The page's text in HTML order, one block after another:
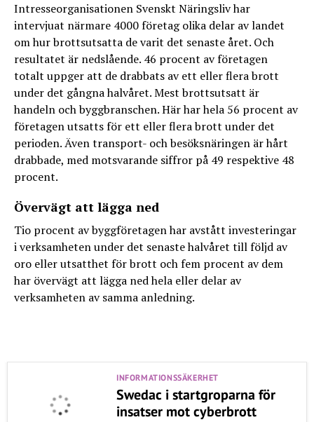
Intresseorganisationen Svenskt Näringsliv har
intervjuat närmare 4000 företag olika delar av landet
om hur brottsutsatta de varit det senaste året. Och
resultatet är nedslående. 46 procent av företagen
totalt uppger att de drabbats av ett eller flera brott
under det gångna halvåret. Mest brottsutsatt är
handeln och byggbranschen. Här har hela 56 procent av
företagen utsatts för ett eller flera brott under det
perioden. Även transport- och besöksnäringen är hårt
drabbade, med motsvarande siffror på 49 respektive 48
procent.
Övervägt att lägga ned
Tio procent av byggföretagen har avstått investeringar
i verksamheten under det senaste halvåret till följd av
oro eller utsatthet för brott och fem procent av dem
har övervägt att lägga ned hela eller delar av
verksamheten av samma anledning.
INFORMATIONSSÄKERHET
Swedac i startgroparna för
insatser mot cyberbrott